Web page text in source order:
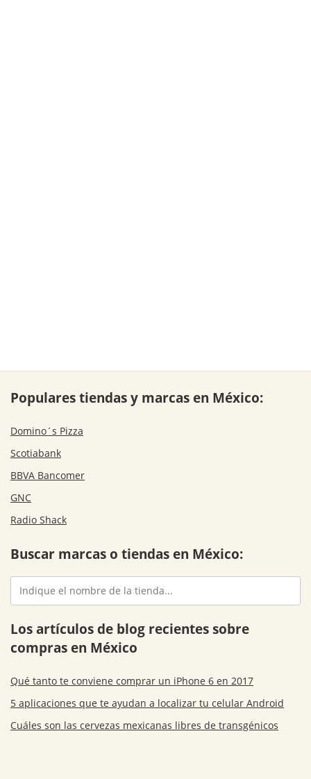
Populares tiendas y marcas en México:
Domino´s Pizza
Scotiabank
BBVA Bancomer
GNC
Radio Shack
Buscar marcas o tiendas en México:
Los artículos de blog recientes sobre
compras en México
Qué tanto te conviene comprar un iPhone 6 en 2017
5 aplicaciones que te ayudan a localizar tu celular Android
Cuáles son las cervezas mexicanas libres de transgénicos